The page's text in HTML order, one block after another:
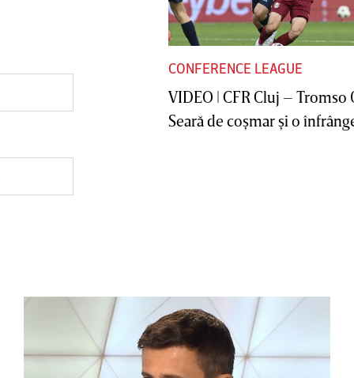
CONFERENCE LEAGUE
VIDEO | CFR Cluj – Tromso
Seară de coşmar şi o